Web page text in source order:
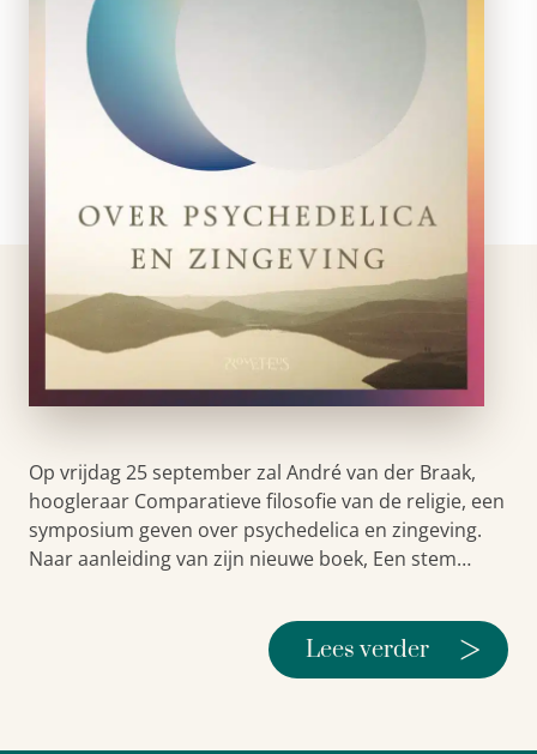
Op vrijdag 25 september zal André van der Braak,
hoogleraar Comparatieve filosofie van de religie, een
symposium geven over psychedelica en zingeving.
Naar aanleiding van zijn nieuwe boek, Een stem…
Lees verder >